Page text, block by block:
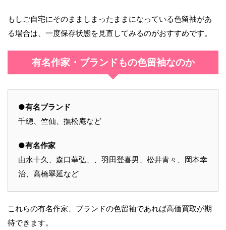
もしご自宅にそのまましまったままになっている色留袖があ
る場合は、一度保存状態を見直してみるのがおすすめです。
有名作家・ブランドもの色留袖なのか
●有名ブランド
千總、竺仙、撫松庵など
●有名作家
由水十久、森口華弘、、羽田登喜男、松井青々、岡本幸
治、高橋翠延など
これらの有名作家、ブランドの色留袖であれば高価買取が期
待できます。